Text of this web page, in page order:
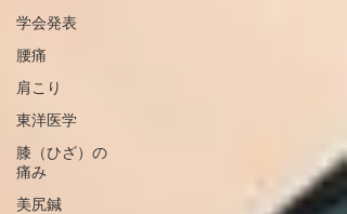
学会発表
腰痛
肩こり
東洋医学
膝（ひざ）の
痛み
美尻鍼